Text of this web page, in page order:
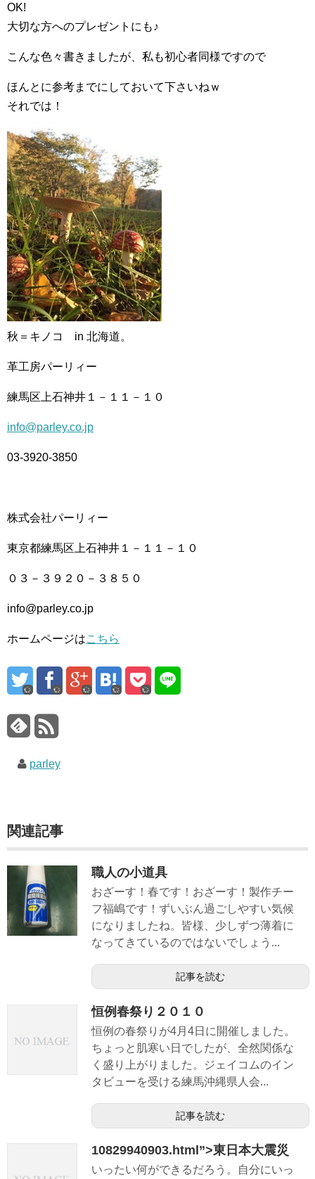
OK!
大切な方へのプレゼントにも♪
こんな色々書きましたが、私も初心者同様ですので
ほんとに参考までにしておいて下さいねｗ
それでは！
秋＝キノコ in 北海道。
革工房パーリィー
練馬区上石神井１－１１－１０
info@parley.co.jp
03-3920-3850
株式会社パーリィー
東京都練馬区上石神井１－１１－１０
０３－３９２０－３８５０
info@parley.co.jp
ホームページはこちら
parley
関連記事
職人の小道具
おざーす！春です！おざーす！製作チー
フ福嶋です！ずいぶん過ごしやすい気候
になりましたね。皆様、少しずつ薄着に
なってきているのではないでしょう...
記事を読む
恒例春祭り２０１０
恒例の春祭りが4月4日に開催しました。
ちょっと肌寒い日でしたが、全然関係な
く盛り上がりました。ジェイコムのイン
タビューを受ける練馬沖縄県人会...
記事を読む
10829940903.html”>東日本大震災
いったい何ができるだろう。自分にいっ